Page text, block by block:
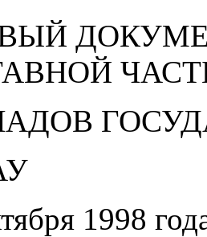
1998